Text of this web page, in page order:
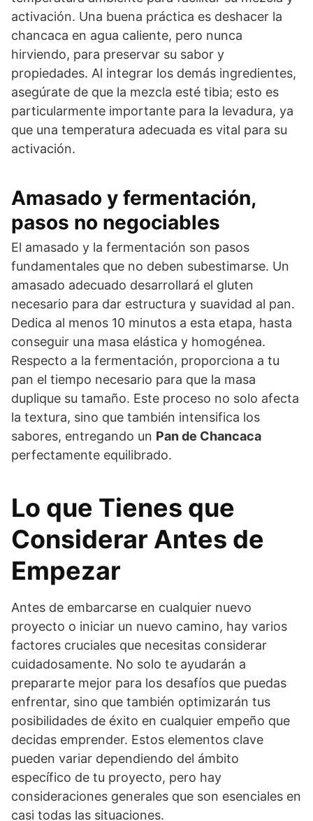
activación. Una buena práctica es deshacer la
chancaca en agua caliente, pero nunca
hirviendo, para preservar su sabor y
propiedades. Al integrar los demás ingredientes,
asegúrate de que la mezcla esté tibia; esto es
particularmente importante para la levadura, ya
que una temperatura adecuada es vital para su
activación.
Amasado y fermentación,
pasos no negociables
El amasado y la fermentación son pasos
fundamentales que no deben subestimarse. Un
amasado adecuado desarrollará el gluten
necesario para dar estructura y suavidad al pan.
Dedica al menos 10 minutos a esta etapa, hasta
conseguir una masa elástica y homogénea.
Respecto a la fermentación, proporciona a tu
pan el tiempo necesario para que la masa
duplique su tamaño. Este proceso no solo afecta
la textura, sino que también intensifica los
sabores, entregando un Pan de Chancaca
perfectamente equilibrado.
Lo que Tienes que
Considerar Antes de
Empezar
Antes de embarcarse en cualquier nuevo
proyecto o iniciar un nuevo camino, hay varios
factores cruciales que necesitas considerar
cuidadosamente. No solo te ayudarán a
prepararte mejor para los desafíos que puedas
enfrentar, sino que también optimizarán tus
posibilidades de éxito en cualquier empeño que
decidas emprender. Estos elementos clave
pueden variar dependiendo del ámbito
específico de tu proyecto, pero hay
consideraciones generales que son esenciales en
casi todas las situaciones.